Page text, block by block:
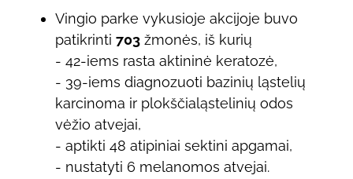
Vingio parke vykusioje akcijoje buvo
patikrinti 703 žmonės, iš kurių
- 42-iems rasta aktininė keratozė,
- 39-iems diagnozuoti bazinių ląstelių
karcinoma ir plokščialąstelinių odos
vėžio atvejai,
- aptikti 48 atipiniai sektini apgamai,
- nustatyti 6 melanomos atvejai.